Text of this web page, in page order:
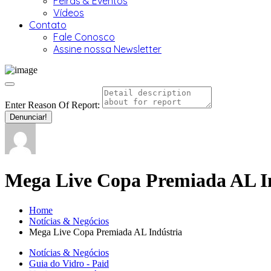
Vídeos
Contato
Fale Conosco
Assine nossa Newsletter
Enter Reason Of Report:
Denunciar!
Mega Live Copa Premiada AL
Home
Notícias & Negócios
Mega Live Copa Premiada AL Indústria
Notícias & Negócios
Guia do Vidro - Paid